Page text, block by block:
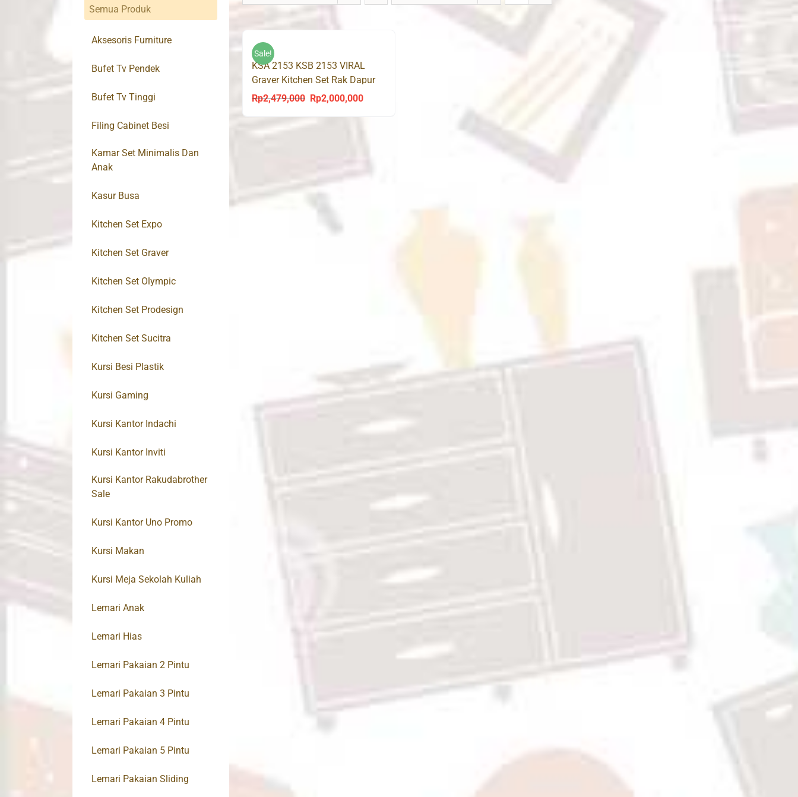
Sale!
KSA 2153 KSB 2153 VIRAL
Graver Kitchen Set Rak Dapur
Atas Bawah
Rp2,479,000
Original
Rp2,000,000Current
Semua Produk
Aksesoris Furniture
Bufet Tv Pendek
Bufet Tv Tinggi
Filing Cabinet Besi
Kamar Set Minimalis Dan
Anak
Kasur Busa
Kitchen Set Expo
Kitchen Set Graver
Kitchen Set Olympic
Kitchen Set Prodesign
Kitchen Set Sucitra
Kursi Besi Plastik
Kursi Gaming
Kursi Kantor Indachi
Kursi Kantor Inviti
Kursi Kantor Rakudabrother
Sale
Kursi Kantor Uno Promo
Kursi Makan
Kursi Meja Sekolah Kuliah
Lemari Anak
Lemari Hias
Lemari Pakaian 2 Pintu
Lemari Pakaian 3 Pintu
Lemari Pakaian 4 Pintu
Lemari Pakaian 5 Pintu
Lemari Pakaian Sliding